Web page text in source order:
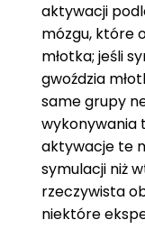
aktywacji
mózgu, które
młotka; jeśli
gwoździa
same grupy
wykonywania
aktywacje te
symulacji niż
rzeczywista
niektóre